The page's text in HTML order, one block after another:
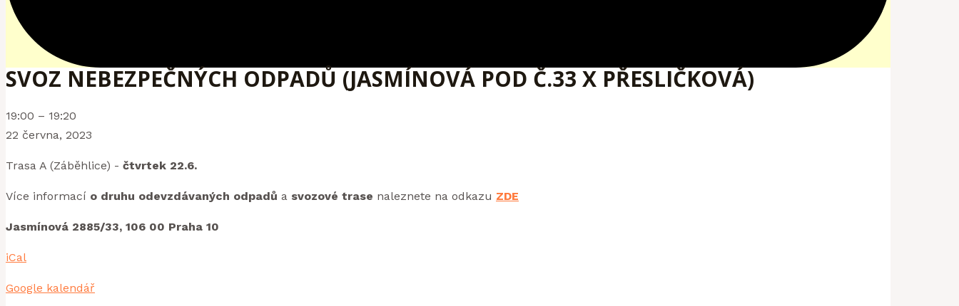
SVOZ NEBEZPEČNÝCH ODPADŮ (JASMÍNOVÁ POD Č.33 X PŘESLIČKOVÁ)
Svoz
nebezpečných
(Jasmínová
pod
x
19:00 – 19:20
22 června, 2023
Trasa A (Záběhlice) - čtvrtek 22.6.
Více informací o druhu odevzdávaných odpadů a svozové trase naleznete na odkazu ZDE
Jasmínová 2885/33, 106 00 Praha 10
iCal
Google kalendář